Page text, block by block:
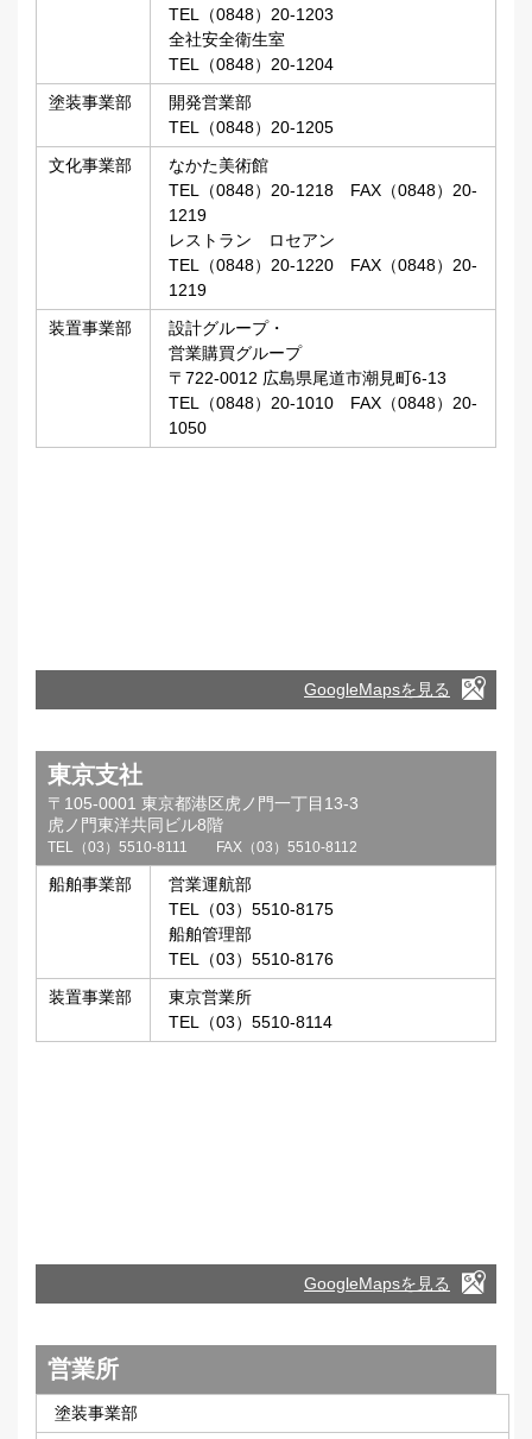
TEL（0848）20-1203
全社安全衛生室
TEL（0848）20-1204
塗装事業部
開発営業部
TEL（0848）20-1205
文化事業部
なかた美術館
TEL（0848）20-1218 FAX（0848）20-
1219
レストラン ロセアン
TEL（0848）20-1220 FAX（0848）20-
1219
装置事業部
設計グループ・
営業購買グループ
〒722-0012 広島県尾道市潮見町6-13
TEL（0848）20-1010 FAX（0848）20-
1050
GoogleMapsを見る
東京支社
〒105-0001 東京都港区虎ノ門一丁目13-3
虎ノ門東洋共同ビル8階
TEL（03）5510-8111 FAX（03）5510-8112
船舶事業部
営業運航部
TEL（03）5510-8175
船舶管理部
TEL（03）5510-8176
装置事業部
東京営業所
TEL（03）5510-8114
GoogleMapsを見る
営業所
塗装事業部